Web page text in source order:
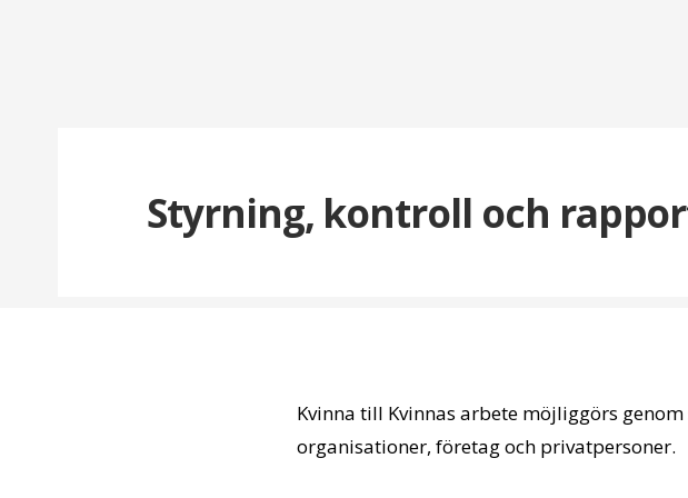
Styrning, kontroll och
Kvinna till Kvinnas arbete möjliggörs
organisationer, företag och privatpersoner.